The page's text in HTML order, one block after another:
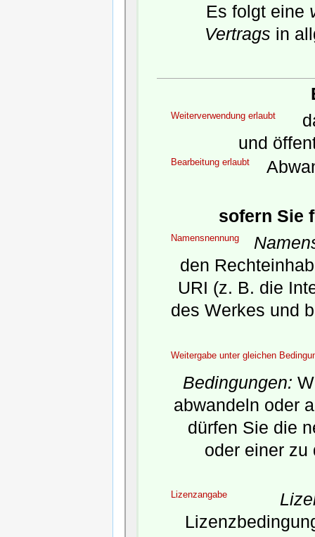
Es folgt eine
Vertrags in
Weiterverwendung erlaubt
und
Bearbeitung erlaubt
sofern Sie
Namensnennung
den
URI (z. B. die
des Werkes und
Weitergabe unter gleichen
Bedingungen:
abwandeln oder
dürfen Sie die
oder einer zu
Lizenzangabe